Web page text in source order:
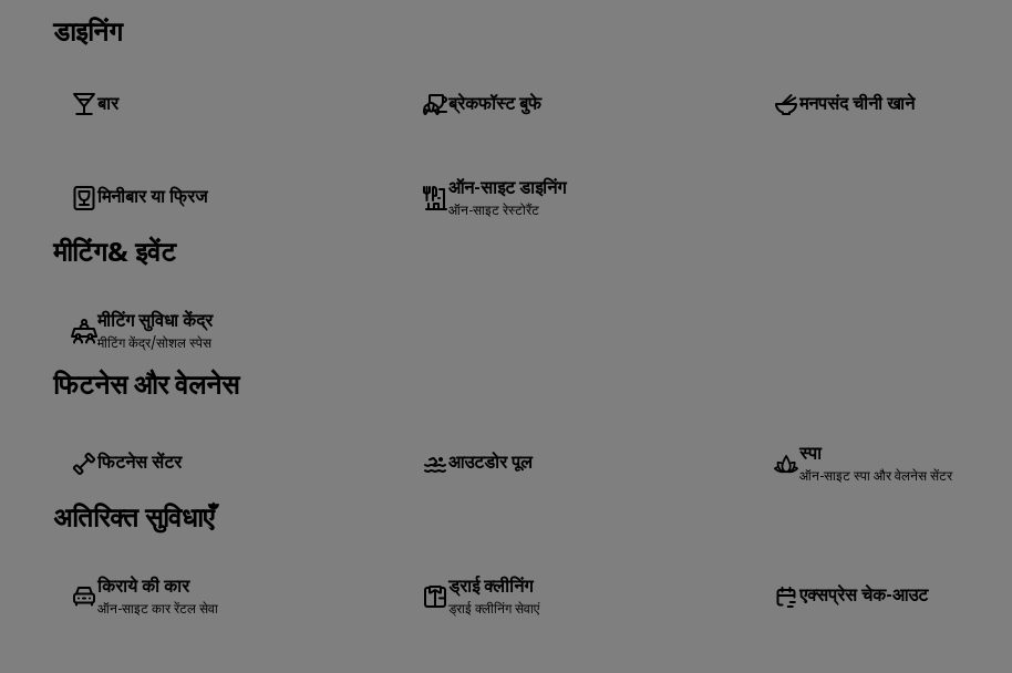
डाइनिंग
बार ब्रेकफॉस्ट बुफे मनपसंद चीनी खाने
मिनीबार या फ्रिज ऑन-साइट डाइनिंग
ऑन-साइट रेस्टोरैंट
मीटिंग& इवेंट
मीटिंग सुविधा केंद्र
मीटिंग केंद्र/सोशल स्पेस
फिटनेस और वेलनेस
फिटनेस सेंटर आउटडोर पूल स्पा
ऑन-साइट स्पा और वेलनेस सेंटर
अतिरिक्त सुविधाएँ
किराये की कार
ऑन-साइट कार रेंटल सेवा
ड्राई क्लीनिंग
ड्राई क्लीनिंग सेवाएं
एक्सप्रेस चेक-आउट